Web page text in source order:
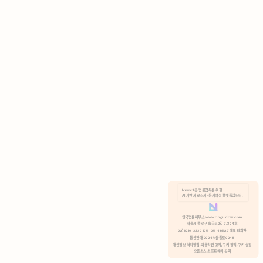
분석 쿠키 허용
Lawvot은 법률업무를 위한
AI 기반 자료조사 · 문서작성 플랫폼입니다.
안국법률사무소 www.anguklaw.com
서울시 종로구 율곡로2길 7, 304호
02)3210-3330 105-05-48527 대표 정희찬
통신판매 2024서울종로0248
개인정보 처리방침, 이용약관 고지, 쿠키 정책, 쿠키 설정
오픈소스 소프트웨어 공지